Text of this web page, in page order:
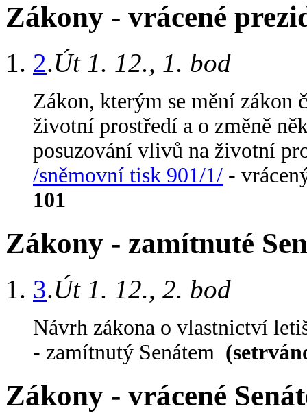
Zákony - vrácené
2.Út 1. 12., 1. bod
Zákon, kterým se mění zákon
životní prostředí a o změně
posuzování vlivů na životní
/sněmovní tisk 901/1/ -
101
Zákony - zamítnuté
3.Út 1. 12., 2. bod
Návrh zákona o vlastnictví
- zamítnutý Senátem
Zákony - vrácené